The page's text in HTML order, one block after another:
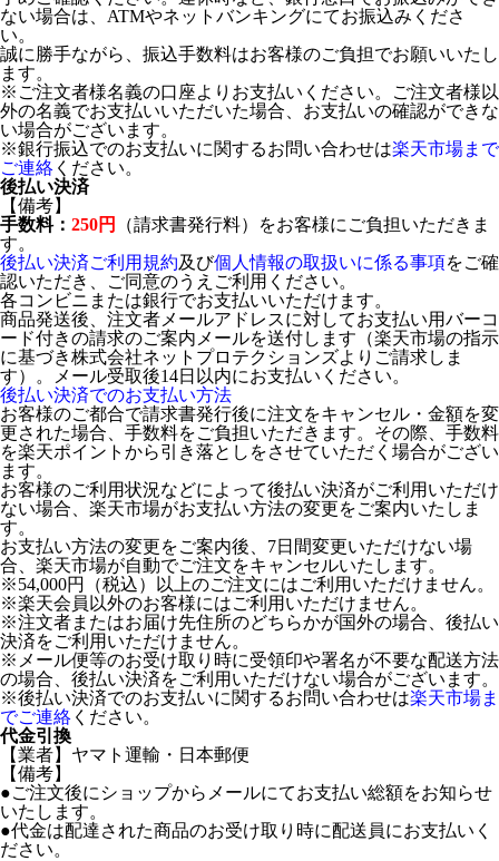
ない場合は、ATMやネットバンキングにてお振込みくださ
い。
誠に勝手ながら、振込手数料はお客様のご負担でお願いいたし
ます。
※ご注文者様名義の口座よりお支払いください。ご注文者様以
外の名義でお支払いいただいた場合、お支払いの確認ができな
い場合がございます。
※銀行振込でのお支払いに関するお問い合わせは楽天市場まで
ご連絡 ください。
後払い決済
【備考】
手数料： 250円
（請求書発行料）をお客様にご負担いただきま
す。
後払い決済ご利用規約及び個人情報の取扱いに係る事項をご確
認いただき、ご同意のうえご利用ください。
各コンビニまたは銀行でお支払いいただけます。
商品発送後、注文者メールアドレスに対してお支払い用バーコ
ード付きの請求のご案内メールを送付します（楽天市場の指示
に基づき株式会社ネットプロテクションズよりご請求しま
す）。メール受取後14日以内にお支払いください。
後払い決済でのお支払い方法
お客様のご都合で請求書発行後に注文をキャンセル・金額を変
更された場合、手数料をご負担いただきます。その際、手数料
を楽天ポイントから引き落としをさせていただく場合がござい
ます。
お客様のご利用状況などによって後払い決済がご利用いただけ
ない場合、楽天市場がお支払い方法の変更をご案内いたしま
す。
お支払い方法の変更をご案内後、7日間変更いただけない場
合、楽天市場が自動でご注文をキャンセルいたします。
※54,000円（税込）以上のご注文にはご利用いただけません。
※楽天会員以外のお客様にはご利用いただけません。
※注文者またはお届け先住所のどちらかが国外の場合、後払い
決済をご利用いただけません。
※メール便等のお受け取り時に受領印や署名が不要な配送方法
の場合、後払い決済をご利用いただけない場合がございます。
※後払い決済でのお支払いに関するお問い合わせは楽天市場ま
でご連絡 ください。
代金引換
【業者】ヤマト運輸・日本郵便
【備考】
●ご注文後にショップからメールにてお支払い総額をお知らせ
いたします。
●代金は配達された商品のお受け取り時に配送員にお支払いく
ださい。